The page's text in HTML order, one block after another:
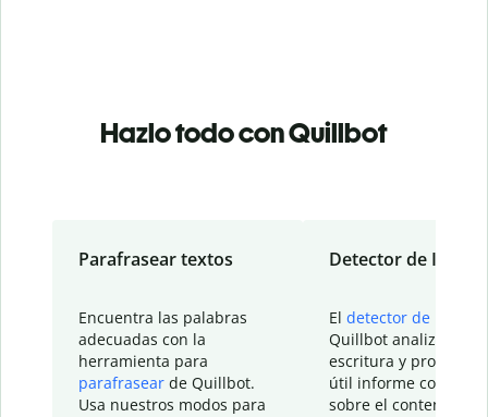
Hazlo todo con Quillbot
Parafrasear textos
Encuentra las palabras
adecuadas con la
herramienta para
parafrasear de Quillbot.
Usa nuestros modos para
Detector de IA
El detector de IA
Quillbot analiza tu
escritura y
útil informe con
sobre el contenido